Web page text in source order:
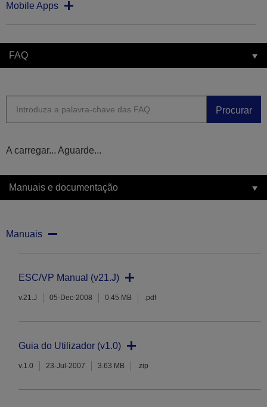
Mobile Apps
FAQ
Procurar
A carregar... Aguarde...
Manuais e documentação
Manuais
ESC/VP Manual (v21.J)
v.21.J 05-Dec-2008 0.45 MB .pdf
Guia do Utilizador (v1.0)
v.1.0 23-Jul-2007 3.63 MB .zip